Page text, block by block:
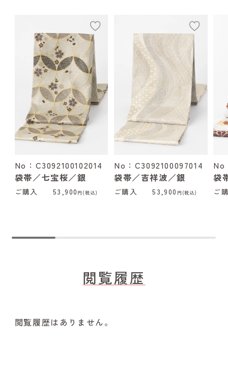
No：C3092100102014
袋帯／七宝桜／銀
ご購入 53,900 円(税込)
No：C3092100097014
袋帯／吉祥波／銀
ご購入 53,900 円(税込)
No
袋
ご
閲覧履歴
閲覧履歴はありません。